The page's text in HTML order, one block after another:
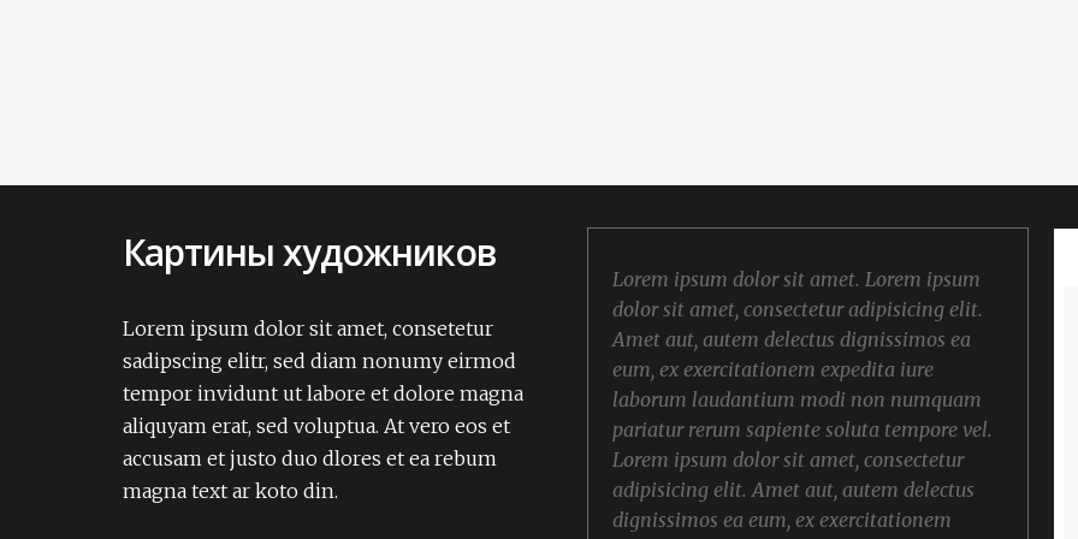
Картины художников
Lorem ipsum dolor sit amet, consetetur
sadipscing elitr, sed diam nonumy eirmod
tempor invidunt ut labore et dolore magna
aliquyam erat, sed voluptua. At vero eos et
accusam et justo duo dlores et ea rebum
magna text ar koto din.
Lorem ipsum dolor sit amet, consectetur
dignissimos ea eum, ex exercitationem
expedita iure laborum laudantium modi
non numquam pariatur rerum sapiente
soluta tempore vel.Lorem ipsum dolor sit
amet, consectetur adipisicing elit. Amet aut,
autem delectus dignissimos ea eum, ex
Lorem ipsum dolor sit amet. Lorem ipsum
dolor sit amet, consectetur adipisicing elit.
Amet aut, autem delectus dignissimos ea
eum, ex exercitationem expedita iure
laborum laudantium modi non numquam
pariatur rerum sapiente soluta tempore vel.
Lorem ipsum dolor sit amet, consectetur
adipisicing elit. Amet aut, autem delectus
dignissimos ea eum, ex exercitationem